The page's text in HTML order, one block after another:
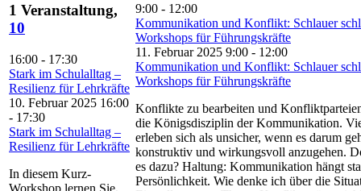
1 Veranstaltung,
10
16:00 - 17:30
Stark im Schulalltag –
Resilienz für Lehrkräfte
10. Februar 2025 16:00
- 17:30
Stark im Schulalltag –
Resilienz für Lehrkräfte
In diesem Kurz-
Workshop lernen Sie,
9:00 - 12:00
Kommunikation und Konflikt: Schlauer
Workshops für Führungskräfte
11. Februar 2025 9:00 - 12:00
Kommunikation und Konflikt: Schlauer
Workshops für Führungskräfte
Konflikte zu bearbeiten und
die Königsdisziplin der Kommunikation.
erleben sich als unsicher, wenn es darum
konstruktiv und wirkungsvoll anzugehen.
es dazu? Haltung: Kommunikation hängt
Persönlichkeit. Wie denke ich über die